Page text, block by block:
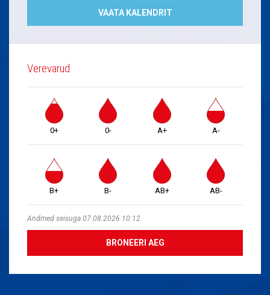
VAATA KALENDRIT
Verevarud
0+ 0- A+ A-
B+ B- AB+ AB-
Andmed seisuga 07.08.2026 10:12
BRONEERI AEG